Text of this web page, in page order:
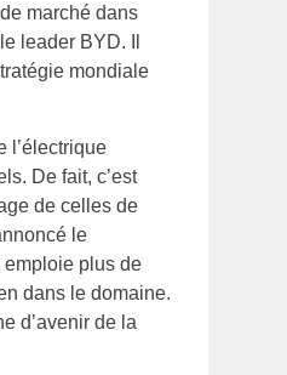
marché dans
leader BYD. Il
mondiale
l’électrique
De fait, c’est
de celles de
le
emploie plus de
dans le domaine.
d’avenir de la